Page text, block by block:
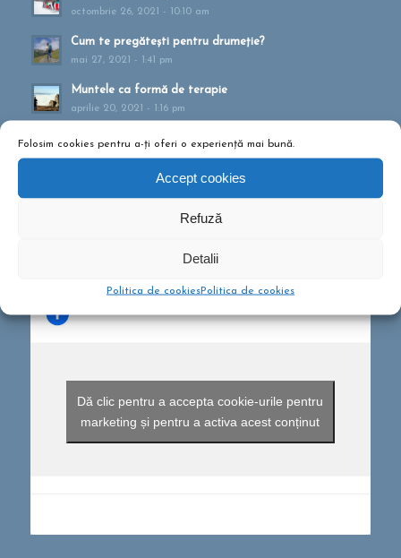
Folosim cookies pentru a-ți oferi o experiență mai bună.
Accept cookies
Refuză
Detalii
Politica de cookiesPolitica de cookies
octombrie 26, 2021 - 10:10 am
Cum te pregătești pentru drumeție?
mai 27, 2021 - 1:41 pm
Muntele ca formă de terapie
aprilie 20, 2021 - 1:16 pm
Drumeții montane pentru familii!
februarie 13, 2020 - 5:21 pm
Ce să conțină rucsacul într-o drumeție de o zi?
Dă clic pentru a accepta cookie-urile pentru
marketing și pentru a activa acest conținut